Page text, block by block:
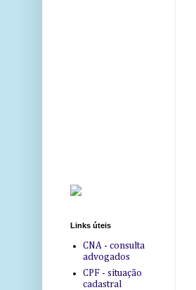
Links úteis
CNA - consulta
advogados
CPF - situação
cadastral